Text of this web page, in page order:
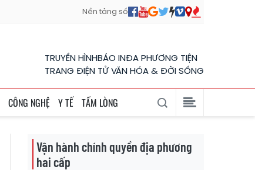
Nền tảng số
TRUYỀN HÌNHBÁO INĐA PHƯƠNG TIỆN
TRANG ĐIỆN TỬ VĂN HÓA & ĐỜI SỐNG
CÔNG NGHỆ Y TẾ TẤM LÒNG
Vận hành chính quyền địa phương
hai cấp